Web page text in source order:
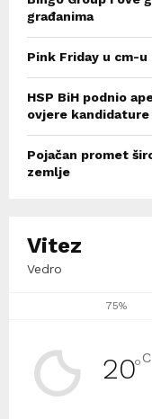
građanima
Pink Friday u cm-
HSP BiH podnio
ovjere kandidature
Pojačan promet
zemlje
Vitez
Vedro
75%
20°C